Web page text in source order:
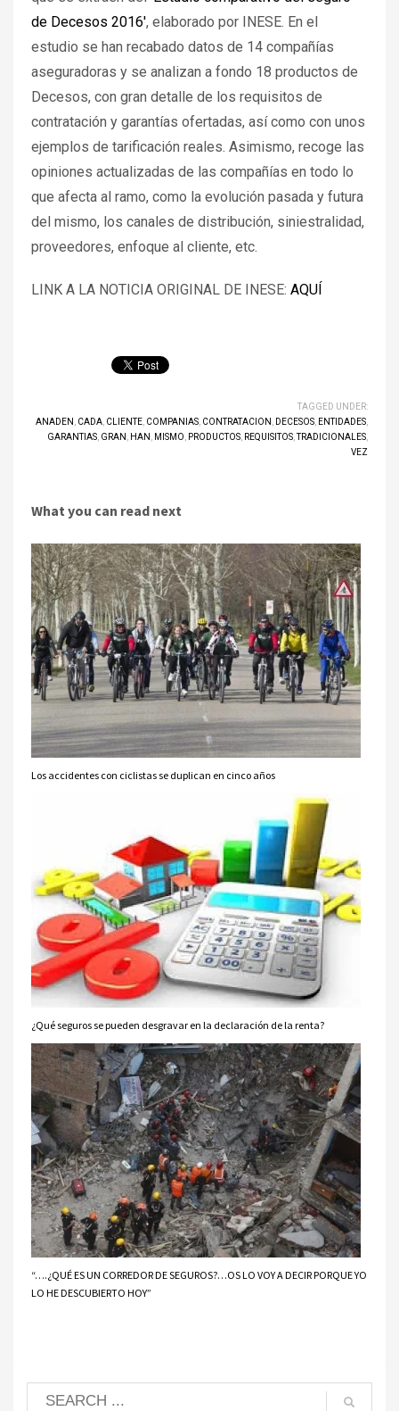
de Decesos 2016', elaborado por INESE. En el
estudio se han recabado datos de 14 compañías
aseguradoras y se analizan a fondo 18 productos de
Decesos, con gran detalle de los requisitos de
contratación y garantías ofertadas, así como con unos
ejemplos de tarificación reales. Asimismo, recoge las
opiniones actualizadas de las compañías en todo lo
que afecta al ramo, como la evolución pasada y futura
del mismo, los canales de distribución, siniestralidad,
proveedores, enfoque al cliente, etc.
LINK A LA NOTICIA ORIGINAL DE INESE: AQUÍ
TAGGED UNDER:
ANADEN , CADA, CLIENTE, COMPANIAS, CONTRATACION , DECESOS, ENTIDADES,
GARANTIAS, GRAN , HAN , MISMO, PRODUCTOS, REQUISITOS, TRADICIONALES,
VEZ
What you can read next
Los accidentes con ciclistas se duplican en cinco años
¿Qué seguros se pueden desgravar en la declaración de la renta?
“….¿QUÉ ES UN CORREDOR DE SEGUROS?…OS LO VOY A DECIR PORQUE YO
LO HE DESCUBIERTO HOY”